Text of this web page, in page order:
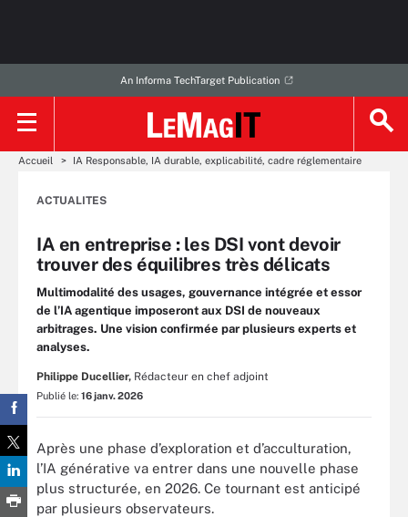
An Informa TechTarget Publication
Accueil IA Responsable, IA durable, explicabilité, cadre réglementaire
ACTUALITES
IA en entreprise : les DSI vont devoir
trouver des équilibres très délicats
Multimodalité des usages, gouvernance intégrée et essor
de l’IA agentique imposeront aux DSI de nouveaux
arbitrages. Une vision confirmée par plusieurs experts et
analyses.
Philippe Ducellier, Rédacteur en chef adjoint
Publié le: 16 janv. 2026
Après une phase d’exploration et d’acculturation,
l’IA générative va entrer dans une nouvelle phase
plus structurée, en 2026. Ce tournant est anticipé
par plusieurs observateurs.